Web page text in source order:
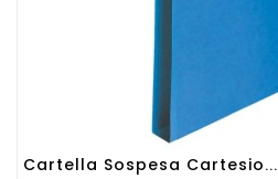
Cartella Sospesa Cartesio...